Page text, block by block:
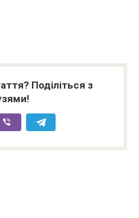
Поділіться з